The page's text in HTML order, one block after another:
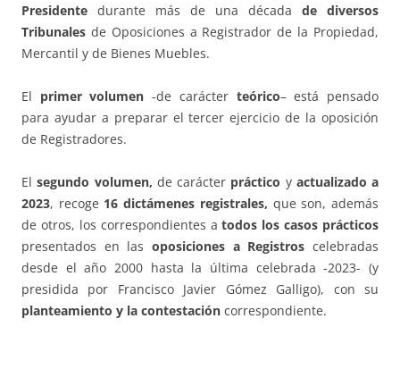
Presidente durante más de una década de diversos
Tribunales de Oposiciones a Registrador de la Propiedad,
Mercantil y de Bienes Muebles.
El primer volumen -de carácter teórico– está pensado
para ayudar a preparar el tercer ejercicio de la oposición
de Registradores.
Elsegundo volumen, de carácter práctico y actualizado a
2023, recoge 16 dictámenes registrales, que son, además
de otros, los correspondientes atodos los casos prácticos
presentados en las oposiciones a Registros celebradas
desde el año 2000 hasta la última celebrada -2023- (y
presidida por Francisco Javier Gómez Galligo), con su
planteamiento y la contestación correspondiente.